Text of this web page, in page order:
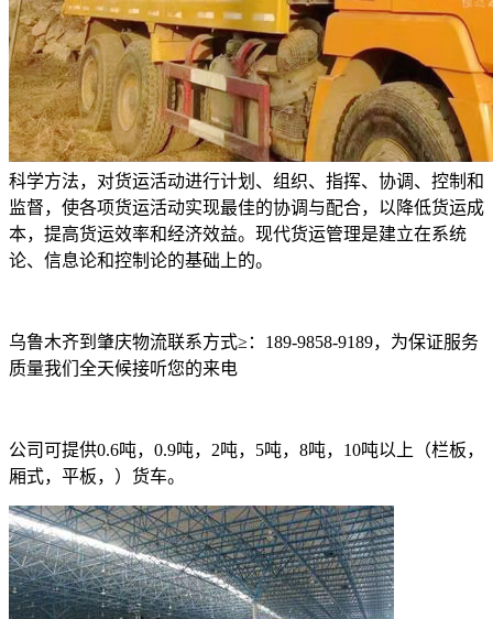
科学方法，对货运活动进行计划、组织、指挥、协调、控制和
监督，使各项货运活动实现最佳的协调与配合，以降低货运成
本，提高货运效率和经济效益。现代货运管理是建立在系统
论、信息论和控制论的基础上的。
乌鲁木齐到肇庆物流联系方式≥ ： 189-9858-9189，为保证服务
质量我们全天候接听您的来电
公司可提供0.6吨， 0.9吨， 2吨， 5吨， 8吨， 10吨以上（栏板，
厢式，平板，）货车。